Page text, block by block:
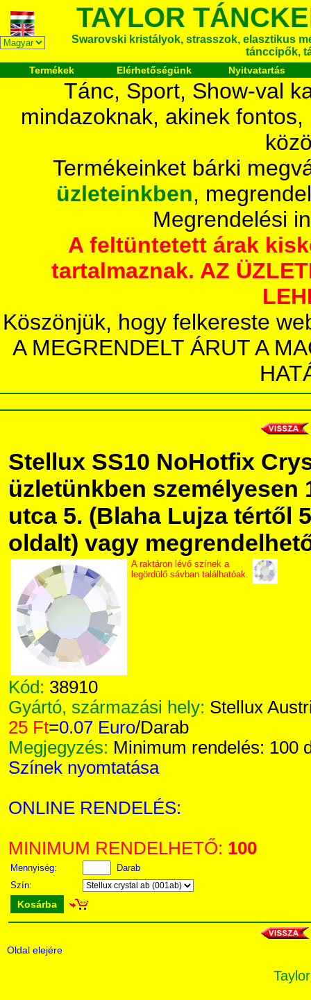
TAYLOR
Swarovski kristályok, strasszok, elasztikus
tánccipők,
Termékek Elérhetőségünk Nyitvatartás
Tánc, Sport, Show-val
mindazoknak, akinek
Termékeinket bárki
üzleteinkben,
Megrendelési
A feltüntetett árak
tartalmaznak. AZ
Köszönjük, hogy felkereste
A MEGRENDELT ÁRUT A
Stellux SS10 NoHotfix
üzletünkben személyesen
utca 5. (Blaha Lujza tértől
oldalt) vagy
A raktáron lévő színek a
legördülő sávban találhatóak.
Kód: 38910
Gyártó, származási hely: Stellux
25 Ft=0.07 Euro/Darab
Megjegyzés: Minimum rendelés: 100
Színek nyomtatása
ONLINE RENDELÉS:
MINIMUM RENDELHETŐ: 100
Mennyiség:
Darab
Szín:
Kosárba
Oldal elejére